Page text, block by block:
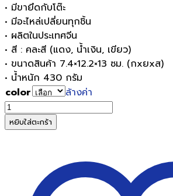
• มีขายึดกับโต๊ะ
• มีอะไหล่เปลี่ยนทุกชิ้น
• ผลิตในประเทศจีน
• สี : คละสี (แดง, น้ำเงิน, เขียว)
• ขนาดสินค้า 7.4×12.2×13 ซม. (กxยxส)
• น้ำหนัก 430 กรัม
color
ล้างค่า
จำนวน
AROMA
เครื่อง
หยิบใส่ตะกร้า